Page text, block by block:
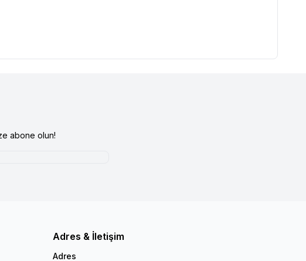
abone olun!
Adres & İletişim
Adres